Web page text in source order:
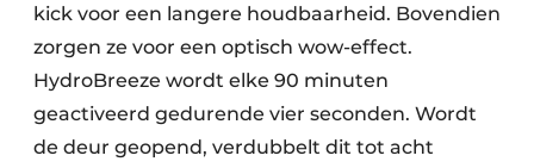
kick voor een langere houdbaarheid. Bovendien
zorgen ze voor een optisch wow-effect.
HydroBreeze wordt elke 90 minuten
geactiveerd gedurende vier seconden. Wordt
de deur geopend, verdubbelt dit tot acht